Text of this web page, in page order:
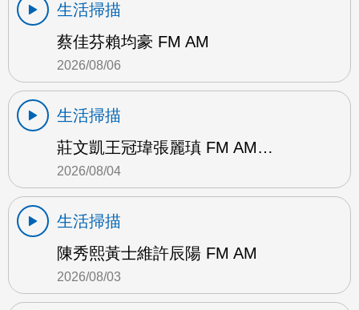
生活掃描
蔡佳芬賴均豪 FM AM
2026/08/06
生活掃描
莊文凱王冠瑋張麗瑱 FM AM…
2026/08/04
生活掃描
陳秀熙黃士維許辰陽 FM AM
2026/08/03